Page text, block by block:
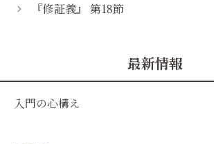
『修証義』 第18節
最新情報
入門の心構え